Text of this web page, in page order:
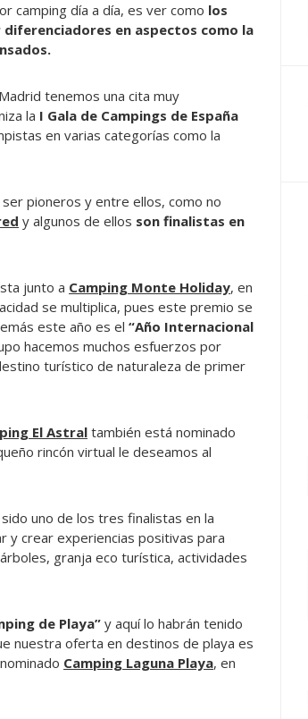
camping día a día, es ver como los
diferenciadores en aspectos como la
tenemos una cita muy
la I Gala de Campings de España
en varias categorías como la
pioneros y entre ellos, como no
y algunos de ellos son finalistas en
junto a Camping Monte Holiday, en
se multiplica, pues este premio se
este año es el “Año Internacional
hacemos muchos esfuerzos por
turístico de naturaleza de primer
El Astraltambién está nominado
rincón virtual le deseamos al
uno de los tres finalistas en la
y crear experiencias positivas para
granja eco turística, actividades
de Playa”y aquí lo habrán tenido
nuestra oferta en destinos de playa es
Camping Laguna Playa, en